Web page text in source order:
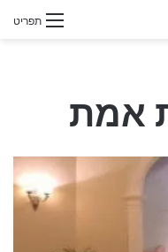
תפריט
אמת